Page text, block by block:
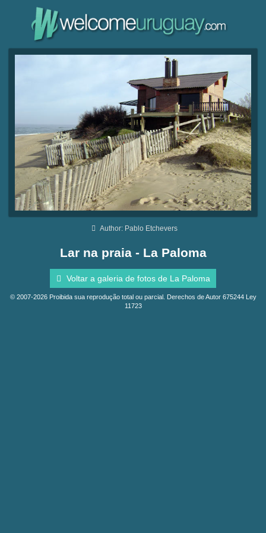
Author: Pablo Etchevers
Lar na praia - La Paloma
Voltar a galeria de fotos de La Paloma
© 2007-2026 Proibida sua reprodução total ou parcial. Derechos de Autor 675244 Ley
11723